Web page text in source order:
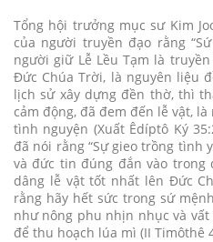
Tổng hội trưởng mục sư Kim
của người truyền đạo rằng
người giữ Lễ Lều Tạm là
Đức Chúa Trời, là nguyên liệu
lịch sử xây dựng đền thờ, thì
cảm động, đã đem đến lễ vật,
tình nguyện (Xuất Êdíptô Ký
đã nói rằng “Sự gieo trồng tình
và đức tin đúng đắn vào
dâng lễ vật tốt nhất lên Đức
rằng hãy hết sức trong sứ
như nông phu nhịn nhục và
để thu hoạch lúa mì (II Timôthê